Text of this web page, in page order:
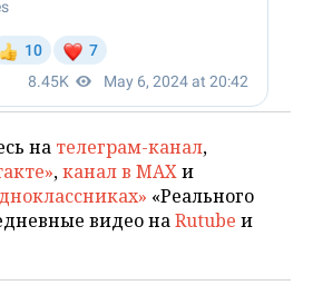
на телеграм-канал,
,канал в MAXи
«Реального
видео наRutube и